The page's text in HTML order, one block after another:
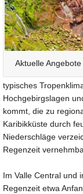
Aktuelle
typisches
Hochgebirgslagen
kommt, die zu
Karibikküste durch
Niederschläge
Regenzeit
Im Valle Central und
Regenzeit etwa